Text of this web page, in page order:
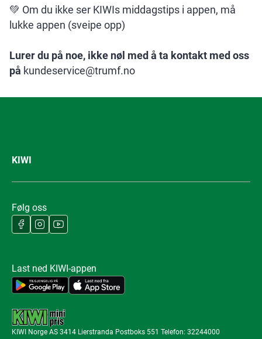
💚 Om du ikke ser KIWIs middagstips i appen, må
lukke appen (sveipe opp)
Lurer du på noe, ikke nøl med å ta kontakt med oss
på kundeservice@trumf.no
KIWI
Følg oss
Last ned KIWI-appen
KIWI Norge AS 3414 Lierstranda Postboks 551 Telefon: 32244000